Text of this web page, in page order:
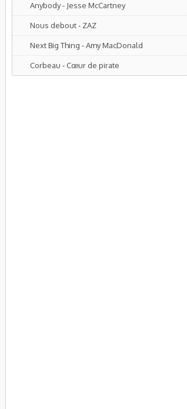
Anybody- Jesse McCartney
Nous debout- ZAZ
Next Big Thing -Amy MacDonald
Corbeau - Cœur de pirate